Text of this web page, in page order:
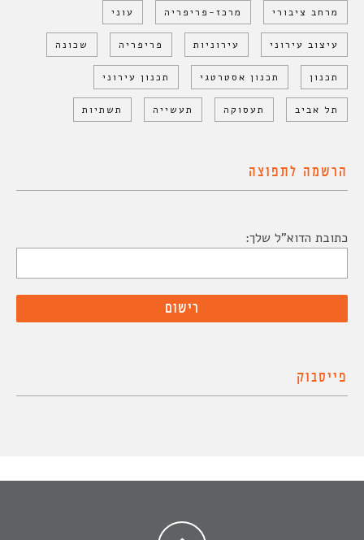
מרחב ציבורי מרכז-פריפריה עוני
עיצוב עירוני עירוניות פריפריה שכונה
תכנון תכנון אסטרטגי תכנון עירוני
תל אביב תעסוקה תעשייה תשתיות
הרשמה לתפוצה
כתובת הדוא"ל שלך:
פייסבוק